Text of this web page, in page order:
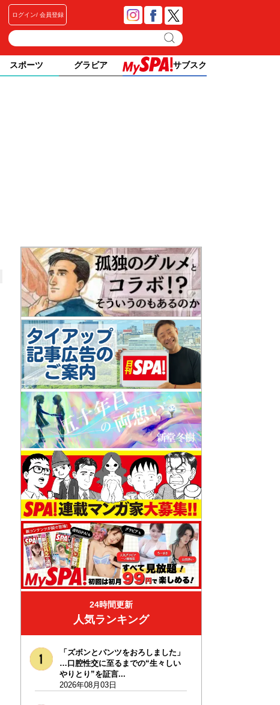
ログイン 会員登録
スポーツ グラビア サブスク
24時間更新
人気ランキング
「ズボンとパンツをおろしました」
…口腔性交に至るまでの“生々しい
やりとり”を証言...
2026年08月03日